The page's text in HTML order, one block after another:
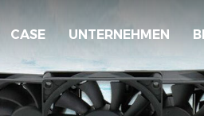
CASE UNTERNEHMEN